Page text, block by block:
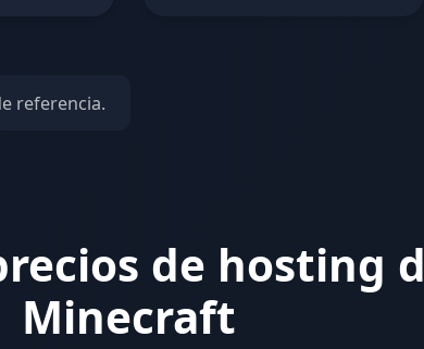
referencia.
de hosting
Minecraft